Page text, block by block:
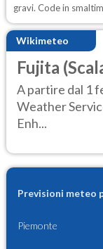
gravi. Code in
Wikimeteo
Fujita
A partire dal 1
Weather
Enh...
Previsioni meteo
Piemonte